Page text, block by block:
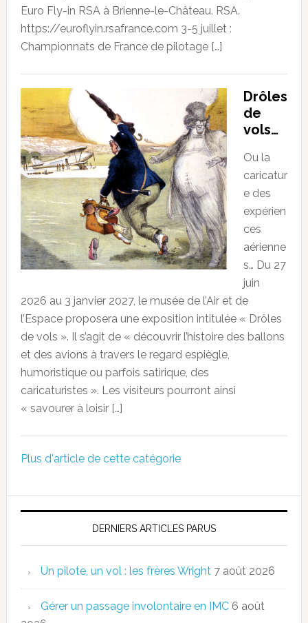
Euro Fly-in RSA à Brienne-le-Château. RSA.
https://euroflyin.rsafrance.com 3-5 juillet :
Championnats de France de pilotage […]
Drôles
de
vols…
Ou la
caricatur
e des
expérien
ces
aérienne
s… Du 27
juin
2026 au 3 janvier 2027, le musée de l’Air et de
l’Espace proposera une exposition intitulée « Drôles
de vols ». Il s’agit de « découvrir l’histoire des ballons
et des avions à travers le regard espiègle,
humoristique ou parfois satirique, des
caricaturistes ». Les visiteurs pourront ainsi
« savourer à loisir […]
Plus d'article de cette catégorie
DERNIERS ARTICLES PARUS
Un pilote, un vol : les frères Wright 7 août 2026
Gérer un passage involontaire en IMC 6 août